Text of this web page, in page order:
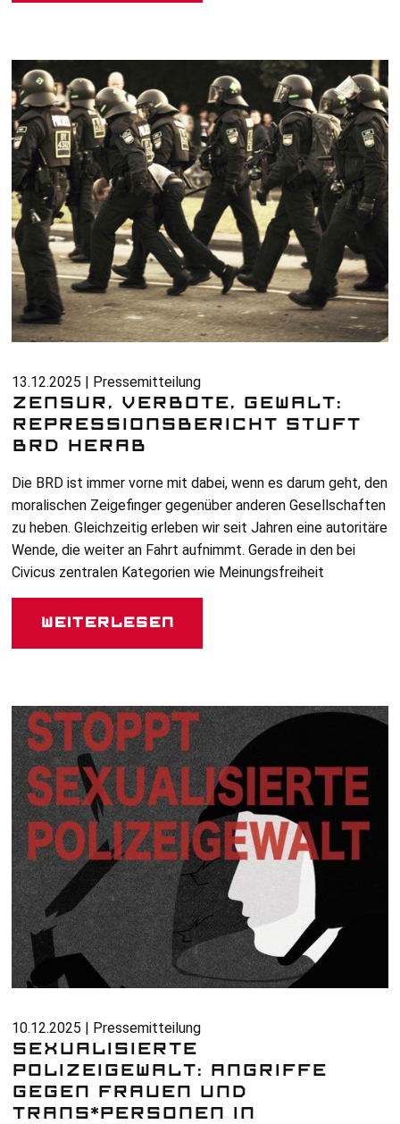
13.12.2025 | Pressemitteilung
ZENSUR, VERBOTE, GEWALT:
REPRESSIONSBERICHT STUFT
BRD HERAB
Die BRD ist immer vorne mit dabei, wenn es darum geht, den
moralischen Zeigefinger gegenüber anderen Gesellschaften
zu heben. Gleichzeitig erleben wir seit Jahren eine autoritäre
Wende, die weiter an Fahrt aufnimmt. Gerade in den bei
Civicus zentralen Kategorien wie Meinungsfreiheit
Weiterlesen
10.12.2025 | Pressemitteilung
SEXUALISIERTE
POLIZEIGEWALT: ANGRIFFE
GEGEN FRAUEN UND
TRANS*PERSONEN IN